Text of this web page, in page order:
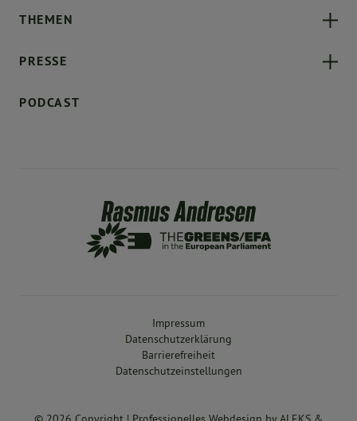
THEMEN
PRESSE
PODCAST
Impressum
Datenschutzerklärung
Barrierefreiheit
Datenschutzeinstellungen